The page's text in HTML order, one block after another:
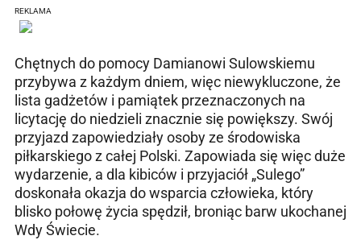
REKLAMA
Chętnych do pomocy Damianowi Sulowskiemu
przybywa z każdym dniem, więc niewykluczone, że
lista gadżetów i pamiątek przeznaczonych na
licytację do niedzieli znacznie się powiększy. Swój
przyjazd zapowiedziały osoby ze środowiska
piłkarskiego z całej Polski. Zapowiada się więc duże
wydarzenie, a dla kibiców i przyjaciół „Sulego”
doskonała okazja do wsparcia człowieka, który
blisko połowę życia spędził, broniąc barw ukochanej
Wdy Świecie.